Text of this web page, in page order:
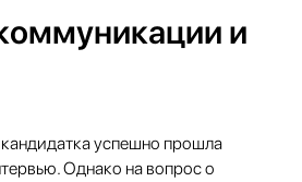
и
успешно прошла
Однако на вопрос о